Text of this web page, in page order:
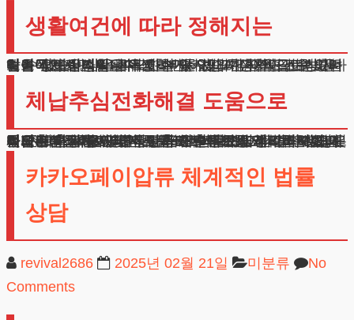
생활여건에 따라 정해지는
매월 갚아나가실 금액도 현재 수입과 생활여건을 고려하여 정해집니다. 과도한 부담 없이 계획적으로 상환하실 수 있습니다. 필수 생활비를 제외한 금액으로 빚을 갚아나가시면 됩니다.
처음에는 어려워 보이실 수 있지만 차근차근 진행하다 보면 새로운 삶을 시작하실 수 있습니다. 월급이나 사업소득으로 생활은 유지하면서 빚도 갚아나갈 수 있는 현실적인 방법입니다.
체납추심전화해결 도움으로
체납추심전화해결, 서류 준비부터 최종 정리까지 체계적으로 안내해 드리니 편하게 연락주세요. 이미 수많은 의뢰인분들이 저희의 도움으로 새로운 시작을 하셨습니다.
체납추심전화로 인한 스트레스에서 벗어나 밝은 미래를 준비하실 수 있도록 든든한 법률조력자가 되어드리겠습니다. 각종 서류작성과 제출 절차도 친절히 설명드리고 도와드립니다.
법원 제출 서류나 진행상황도 수시로 알려드립니다. 빚 문제는 혼자 고민하지 마시고 전문가와 상의하세요.
여러분의 상황에 맞는 맞춤 해결방안을 제시해드립니다. 저희 법무법인이 끝까지 책임지고 도와드리겠습니다.
카카오페이압류 체계적인 법률
상담
revival2686 2025년 02월 21일 미분류
No
Comments